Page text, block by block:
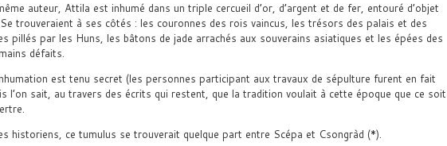
auteur, Attila est inhumé dans un triple cercueil d’or, d’argent et de fer, entouré d’objet
trouveraient à ses côtés : les couronnes des rois vaincus, les trésors des palais et des
pillés par les Huns, les bâtons de jade arrachés aux souverains asiatiques et les épées des
défaits.
est tenu secret (les personnes participant aux travaux de sépulture furent en fait
l’on sait, au travers des écrits qui restent, que la tradition voulait à cette époque que ce soit
historiens, ce tumulus se trouverait quelque part entre Scépa et Csongràd (*).